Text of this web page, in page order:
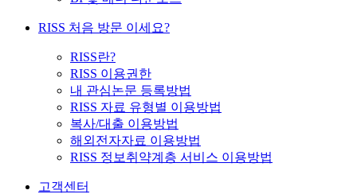
RISS 처음 방문 이세요?
RISS란?
RISS 이용권한
내 관심논문 등록방법
RISS 자료 유형별 이용방법
복사/대출 이용방법
해외전자자료 이용방법
RISS 정보취약계층 서비스 이용방법
고객센터